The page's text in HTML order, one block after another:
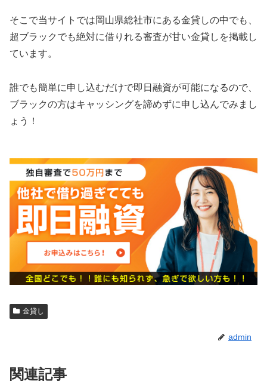
そこで当サイトでは岡山県総社市にある金貸しの中でも、
超ブラックでも絶対に借りれる審査が甘い金貸しを掲載し
ています。
誰でも簡単に申し込むだけで即日融資が可能になるので、
ブラックの方はキャッシングを諦めずに申し込んでみまし
ょう！
金貸し
admin
関連記事